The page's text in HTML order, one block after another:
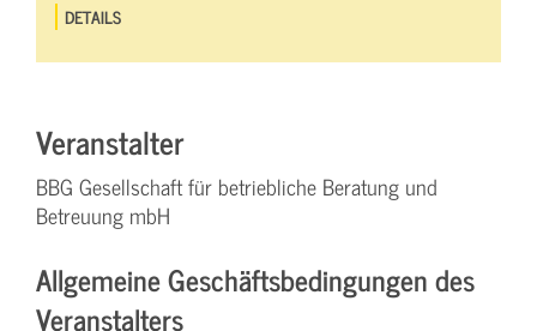
DETAILS
Veranstalter
BBG Gesellschaft für betriebliche Beratung und
Betreuung mbH
Allgemeine Geschäftsbedingungen des
Veranstalters